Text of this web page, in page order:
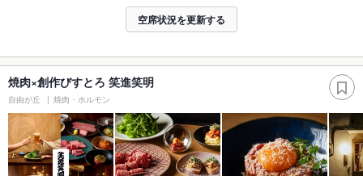
空席状況を更新する
焼肉×創作びすとろ 笑進笑明
自由が丘 焼肉・ホルモン